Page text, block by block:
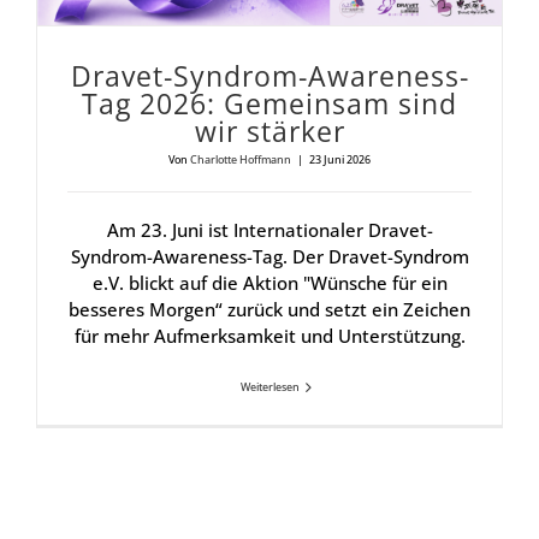
Dra­vet-Syn­drom-Awa­re­ness-
Tag 2026: Gemein­sam sind
wir stär­ker
Von Charlotte Hoffmann | 23 Juni 2026
Am 23. Juni ist Internationaler Dravet-
Syndrom-Awareness-Tag. Der Dravet-Syndrom
e.V. blickt auf die Aktion "Wünsche für ein
besseres Morgen“ zurück und setzt ein Zeichen
für mehr Aufmerksamkeit und Unterstützung.
Weiterlesen